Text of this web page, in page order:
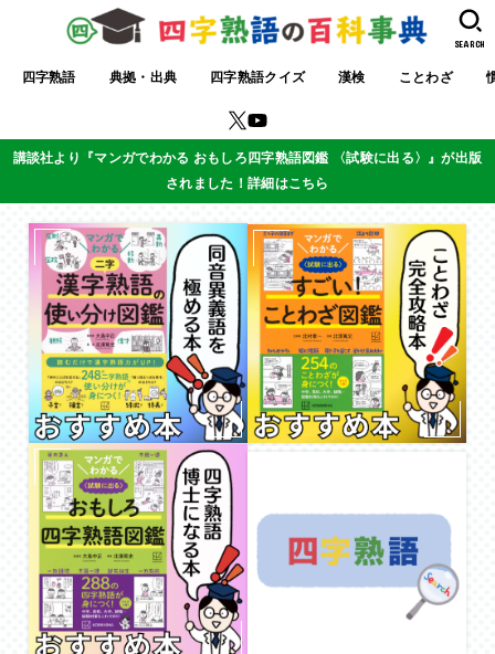
四字熟語 典拠・出典 四字熟語クイズ 漢検 ことわざ
SEARCH
講談社より『マンガでわかる おもしろ四字熟語図鑑 〈試験に出る〉』が出版
されました！詳細はこちら